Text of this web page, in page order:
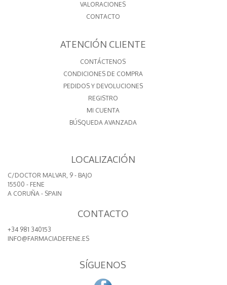
VALORACIONES
CONTACTO
ATENCIÓN CLIENTE
CONTÁCTENOS
CONDICIONES DE COMPRA
PEDIDOS Y DEVOLUCIONES
REGISTRO
MI CUENTA
BÚSQUEDA AVANZADA
LOCALIZACIÓN
C/DOCTOR MALVAR, 9 - BAJO
15500 - FENE
A CORUÑA - SPAIN
CONTACTO
+34 981 340153
INFO@FARMACIADEFENE.ES
SÍGUENOS